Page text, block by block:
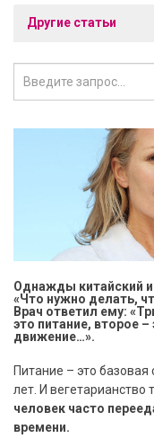
Другие статьи
Однажды китайский
«Что нужно делать,
Врач ответил ему:
это питание, второе –
движение…».
Питание – это
лет. И вегетарианство
человек часто
времени.